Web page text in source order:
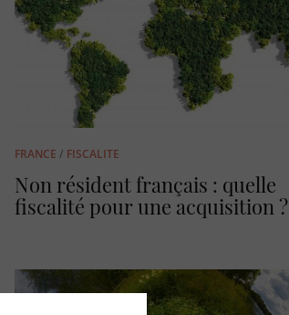
FRANCE / FISCALITE
Non résident français : quelle
fiscalité pour une acquisition ?